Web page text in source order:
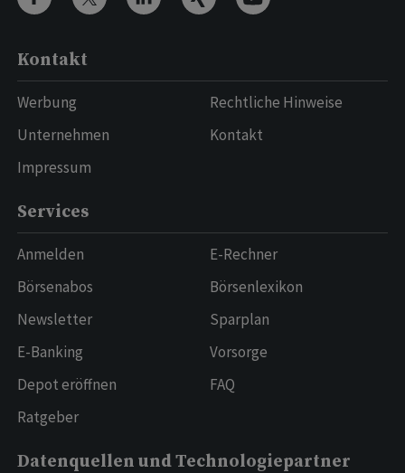
Kontakt
Werbung
Unternehmen
Impressum
Rechtliche Hinweise
Kontakt
Services
Anmelden
Börsenabos
Newsletter
E-Banking
Depot eröffnen
Ratgeber
E-Rechner
Börsenlexikon
Sparplan
Vorsorge
FAQ
Datenquellen und Technologiepartner